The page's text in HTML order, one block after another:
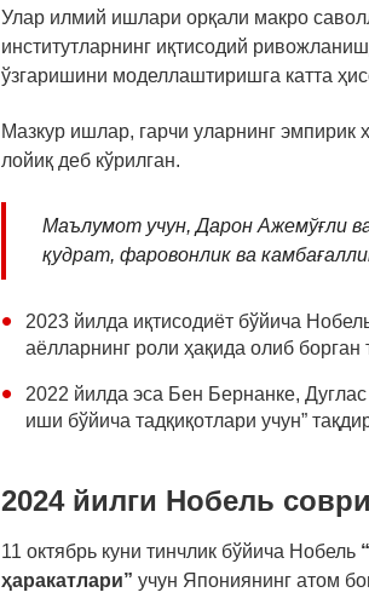
Улар илмий ишлари орқали макро
институтларнинг иқтисодий
ўзгаришини моделлаштиришга катта
Мазкур ишлар, гарчи уларнинг эмпирик
лойиқ деб кўрилган.
Маълумот учун, Дарон Ажемўғли
қудрат, фаровонлик ва
2023 йилда иқтисодиёт бўйича
аёлларнинг роли ҳақида олиб борган
2022 йилда эса Бен Бернанке,
иши бўйича тадқиқотлари учун”
2024 йилги Нобель
11 октябрь куни тинчлик бўйича Нобель
ҳаракатлари” учун Япониянинг атом